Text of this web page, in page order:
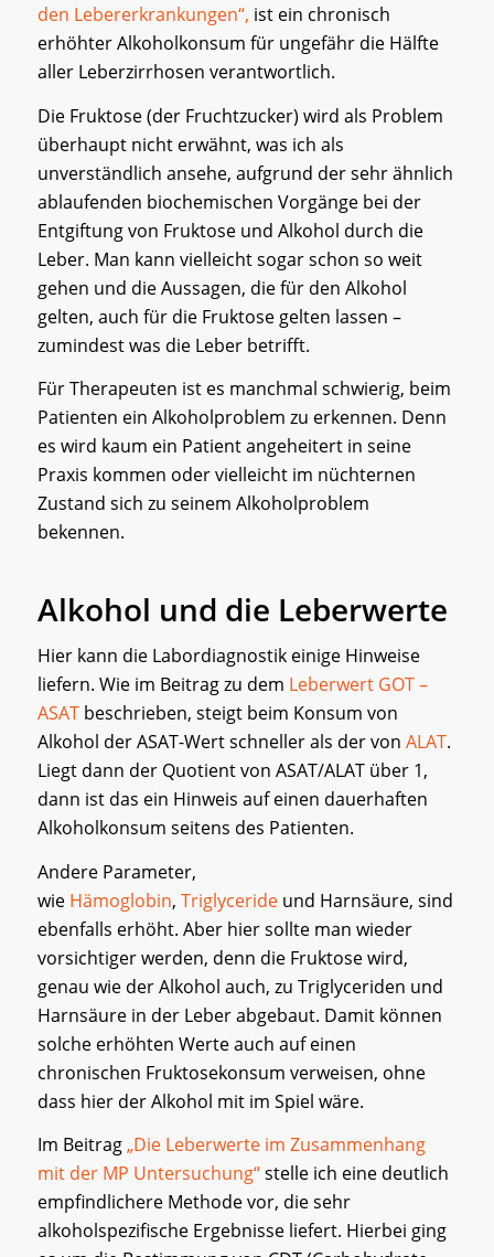
den Lebererkrankungen“, ist ein chronisch
erhöhter Alkoholkonsum für ungefähr die Hälfte
aller Leberzirrhosen verantwortlich.
Die Fruktose (der Fruchtzucker) wird als Problem
überhaupt nicht erwähnt, was ich als
unverständlich ansehe, aufgrund der sehr ähnlich
ablaufenden biochemischen Vorgänge bei der
Entgiftung von Fruktose und Alkohol durch die
Leber. Man kann vielleicht sogar schon so weit
gehen und die Aussagen, die für den Alkohol
gelten, auch für die Fruktose gelten lassen –
zumindest was die Leber betrifft.
Für Therapeuten ist es manchmal schwierig, beim
Patienten ein Alkoholproblem zu erkennen. Denn
es wird kaum ein Patient angeheitert in seine
Praxis kommen oder vielleicht im nüchternen
Zustand sich zu seinem Alkoholproblem
bekennen.
Alkohol und die Leberwerte
Hier kann die Labordiagnostik einige Hinweise
liefern. Wie im Beitrag zu dem Leberwert GOT –
ASATbeschrieben, steigt beim Konsum von
Alkohol der ASAT-Wert schneller als der von ALAT.
Liegt dann der Quotient von ASAT/ALAT über 1,
dann ist das ein Hinweis auf einen dauerhaften
Alkoholkonsum seitens des Patienten.
Andere Parameter,
wie Hämoglobin, Triglycerideund Harnsäure, sind
ebenfalls erhöht. Aber hier sollte man wieder
vorsichtiger werden, denn die Fruktose wird,
genau wie der Alkohol auch, zu Triglyceriden und
Harnsäure in der Leber abgebaut. Damit können
solche erhöhten Werte auch auf einen
chronischen Fruktosekonsum verweisen, ohne
dass hier der Alkohol mit im Spiel wäre.
Im Beitrag„Die Leberwerte im Zusammenhang
mit der MP Untersuchung“stelle ich eine deutlich
empfindlichere Methode vor, die sehr
alkoholspezifische Ergebnisse liefert. Hierbei ging